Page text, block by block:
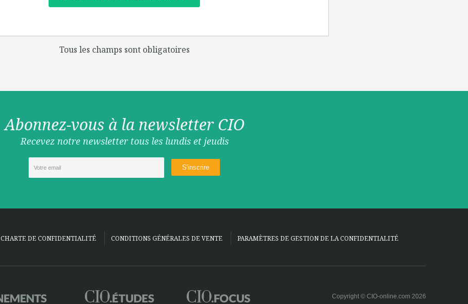
Tous les champs sont obligatoires
Abonnez-vous à la newsletter CIO
Recevez notre newsletter tous les lundis et jeudis
CHARTE DE CONFIDENTIALITÉ CONDITIONS GÉNÉRALES DE VENTE PARAMÈTRES DE GESTION DE LA CONFIDENTIALITÉ
Copyright © CIO-online.com 2026